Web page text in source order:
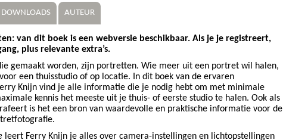
DOWNLOADS AUTEUR
van dit boek is een webversie beschikbaar. Als je je registreert,
plus relevante extra’s.
gemaakt worden, zijn portretten. Wie meer uit een portret wil halen,
een thuisstudio of op locatie. In dit boek van de ervaren
Knijn vind je alle informatie die je nodig hebt om met minimale
kennis het meeste uit je thuis- of eerste studio te halen. Ook als
is het een bron van waardevolle en praktische informatie voor de
leert Ferry Knijn je alles over camera-instellingen en lichtopstellingen